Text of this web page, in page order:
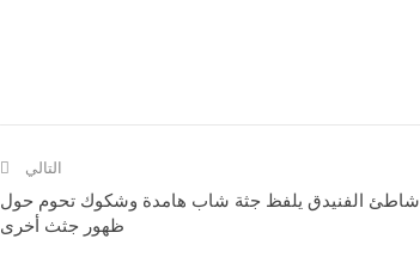
التالي
شاطئ الفنيدق يلفظ جثة شاب هامدة وشكوك تحوم حول
ظهور جثث أخرى